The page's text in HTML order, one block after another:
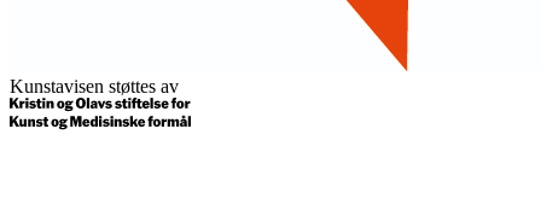
Kunstavisen støttes av